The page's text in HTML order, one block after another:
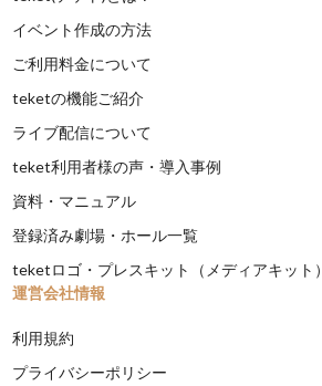
イベント作成の方法
ご利用料金について
teketの機能ご紹介
ライブ配信について
teket利用者様の声・導入事例
資料・マニュアル
登録済み劇場・ホール一覧
teketロゴ・プレスキット（メディアキット）
運営会社情報
利用規約
プライバシーポリシー